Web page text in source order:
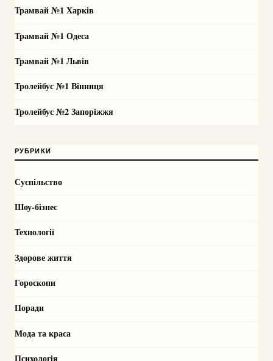
Трамвай №1 Харків
Трамвай №1 Одеса
Трамвай №1 Львів
Тролейбус №1 Вінниця
Тролейбус №2 Запоріжжя
РУБРИКИ
Суспільство
Шоу-бізнес
Технології
Здорове життя
Гороскопи
Поради
Мода та краса
Психологія